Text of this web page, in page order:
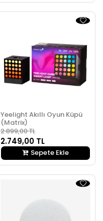
Yeelight Akıllı Oyun Küpü
(Matrix)
2.899,00 TL
2.749,00 TL
Sepete Ekle